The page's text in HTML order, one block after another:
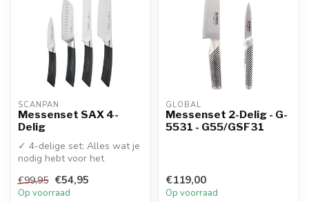
SCANPAN
Messenset SAX 4-
Delig
✓ 4-delige set: Alles wat je
nodig hebt voor het
✓ Duits ro...
€99,95 €54,95
Op voorraad
GLOBAL
Messenset 2-Delig - G-
5531 - G55/GSF31
€119,00
Op voorraad